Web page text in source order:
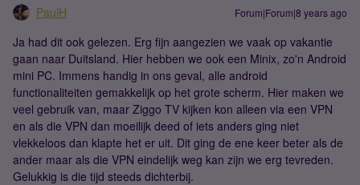
PaulH Forum|Forum|8 years ago
Ja had dit ook gelezen. Erg fijn aangezien we vaak op vakantie
gaan naar Duitsland. Hier hebben we ook een Minix, zo'n Android
mini PC. Immens handig in ons geval, alle android
functionaliteiten gemakkelijk op het grote scherm. Hier maken we
veel gebruik van, maar Ziggo TV kijken kon alleen via een VPN
en als die VPN dan moeilijk deed of iets anders ging niet
vlekkeloos dan klapte het er uit. Dit ging de ene keer beter als de
ander maar als die VPN eindelijk weg kan zijn we erg tevreden.
Gelukkig is die tijd steeds dichterbij.